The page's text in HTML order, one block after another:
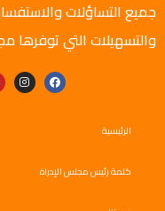
جميع التساؤلات
والتسهيلات التي توفرها
الرئيسية
كلمة رئيس مجلس الإدراة